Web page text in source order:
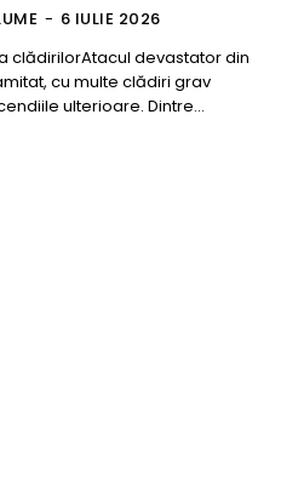
- 6 IULIE 2026
clădirilorAtacul devastator din
cu multe clădiri grav
ulterioare. Dintre...